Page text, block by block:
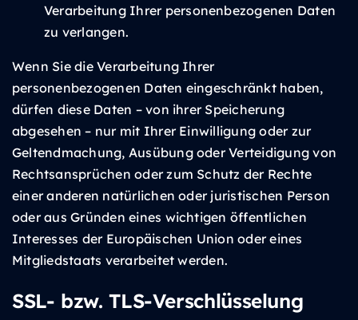
Verarbeitung Ihrer personenbezogenen Daten
zu verlangen.
Wenn Sie die Verarbeitung Ihrer
personenbezogenen Daten eingeschränkt haben,
dürfen diese Daten – von ihrer Speicherung
abgesehen – nur mit Ihrer Einwilligung oder zur
Geltendmachung, Ausübung oder Verteidigung von
Rechtsansprüchen oder zum Schutz der Rechte
einer anderen natürlichen oder juristischen Person
oder aus Gründen eines wichtigen öffentlichen
Interesses der Europäischen Union oder eines
Mitgliedstaats verarbeitet werden.
SSL- bzw. TLS-Verschlüsselung